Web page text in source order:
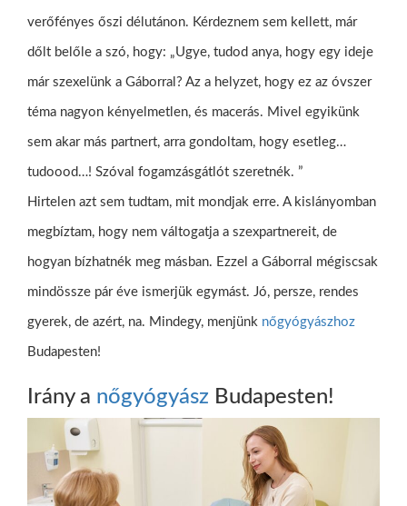
verőfényes őszi délutánon. Kérdeznem sem kellett, már
dőlt belőle a szó, hogy: „Ugye, tudod anya, hogy egy ideje
már szexelünk a Gáborral? Az a helyzet, hogy ez az óvszer
téma nagyon kényelmetlen, és macerás. Mivel egyikünk
sem akar más partnert, arra gondoltam, hogy esetleg…
tudoood…! Szóval fogamzásgátlót szeretnék. ”
Hirtelen azt sem tudtam, mit mondjak erre. A kislányomban
megbíztam, hogy nem váltogatja a szexpartnereit, de
hogyan bízhatnék meg másban. Ezzel a Gáborral mégiscsak
mindössze pár éve ismerjük egymást. Jó, persze, rendes
gyerek, de azért, na. Mindegy, menjünk nőgyógyászhoz
Budapesten!
Irány a nőgyógyász Budapesten!